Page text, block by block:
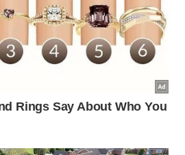
limpe respingos logo
o forno ventilar quando esfriar
engorduradas dentro dele. A
toque final, deixando o